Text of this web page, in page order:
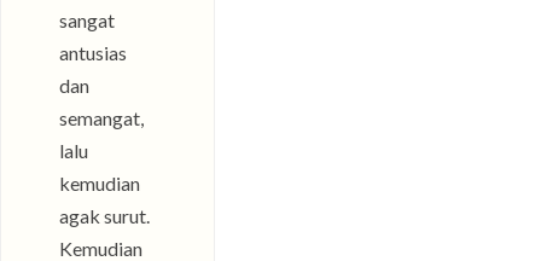
sangat
antusias
dan
semangat,
lalu
kemudian
agak surut.
Kemudian